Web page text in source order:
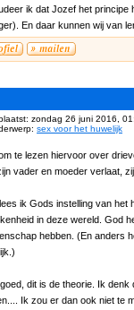
ik dat Jozef het principe
En daar kunnen wij van
zondag 26 juni 2016,
sex voor het huwelijk
te lezen hiervoor over
vader en moeder verlaat,
ik Gods instelling van het
in deze wereld. God
hebben. (En anders
dit is de theorie. Ik denk
Ik zou er dan ook niet te